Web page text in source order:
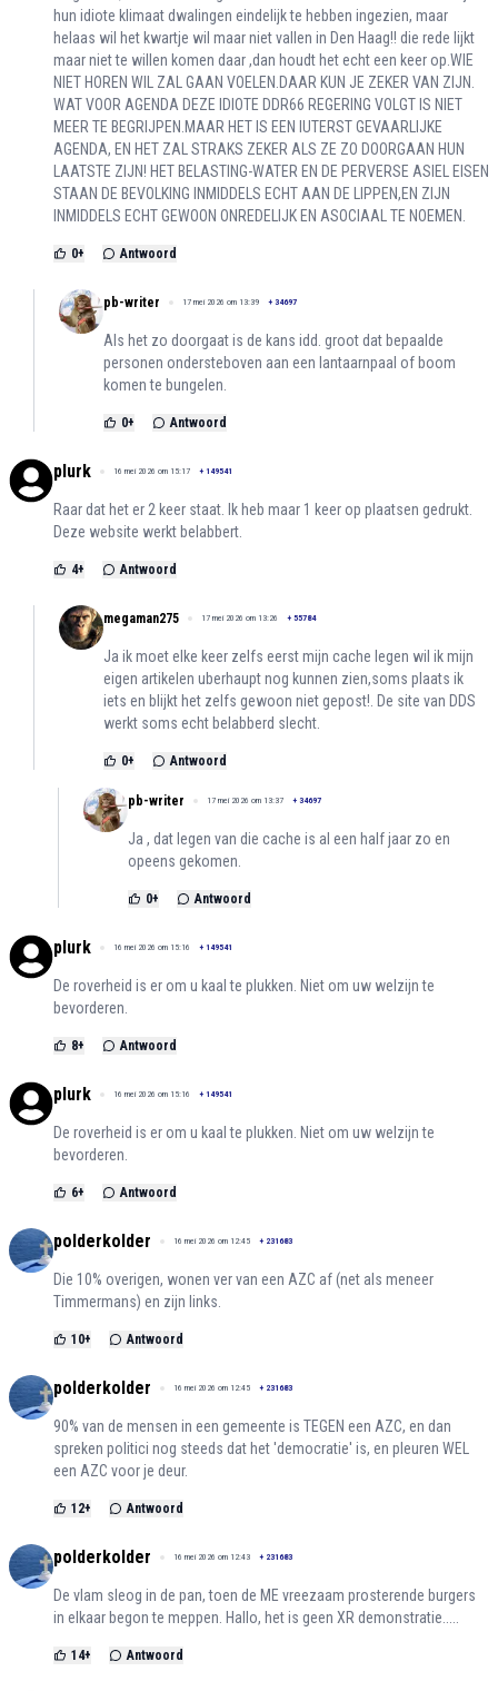
hun idiote klimaat dwalingen eindelijk te hebben ingezien, maar
helaas wil het kwartje wil maar niet vallen in Den Haag!! die rede lijkt
maar niet te willen komen daar ,dan houdt het echt een keer op.WIE
NIET HOREN WIL ZAL GAAN VOELEN.DAAR KUN JE ZEKER VAN ZIJN.
WAT VOOR AGENDA DEZE IDIOTE DDR66 REGERING VOLGT IS NIET
MEER TE BEGRIJPEN.MAAR HET IS EEN IUTERST GEVAARLIJKE
AGENDA, EN HET ZAL STRAKS ZEKER ALS ZE ZO DOORGAAN HUN
LAATSTE ZIJN! HET BELASTING-WATER EN DE PERVERSE ASIEL EISEN
STAAN DE BEVOLKING INMIDDELS ECHT AAN DE LIPPEN,EN ZIJN
INMIDDELS ECHT GEWOON ONREDELIJK EN ASOCIAAL TE NOEMEN.
0+ Antwoord
pb-writer 17 mei 2026 om 13:39 + 34697
Als het zo doorgaat is de kans idd. groot dat bepaalde
personen ondersteboven aan een lantaarnpaal of boom
komen te bungelen.
0+ Antwoord
plurk 16 mei 2026 om 15:17 + 149541
Raar dat het er 2 keer staat. Ik heb maar 1 keer op plaatsen gedrukt.
Deze website werkt belabbert.
4+ Antwoord
megaman275 17 mei 2026 om 13:26 + 55784
Ja ik moet elke keer zelfs eerst mijn cache legen wil ik mijn
eigen artikelen uberhaupt nog kunnen zien,soms plaats ik
iets en blijkt het zelfs gewoon niet gepost!. De site van DDS
werkt soms echt belabberd slecht.
0+ Antwoord
pb-writer 17 mei 2026 om 13:37 + 34697
Ja , dat legen van die cache is al een half jaar zo en
opeens gekomen.
0+ Antwoord
plurk 16 mei 2026 om 15:16 + 149541
De roverheid is er om u kaal te plukken. Niet om uw welzijn te
bevorderen.
8+ Antwoord
plurk 16 mei 2026 om 15:16 + 149541
De roverheid is er om u kaal te plukken. Niet om uw welzijn te
bevorderen.
6+ Antwoord
polderkolder 16 mei 2026 om 12:45 + 231683
Die 10% overigen, wonen ver van een AZC af (net als meneer
Timmermans) en zijn links.
10+ Antwoord
polderkolder 16 mei 2026 om 12:45 + 231683
90% van de mensen in een gemeente is TEGEN een AZC, en dan
spreken politici nog steeds dat het 'democratie' is, en pleuren WEL
een AZC voor je deur.
12+ Antwoord
polderkolder 16 mei 2026 om 12:43 + 231683
De vlam sleog in de pan, toen de ME vreezaam prosterende burgers
in elkaar begon te meppen. Hallo, het is geen XR demonstratie.....
14+ Antwoord